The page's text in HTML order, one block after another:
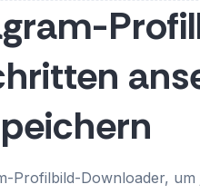
Profilbild-Downloader,